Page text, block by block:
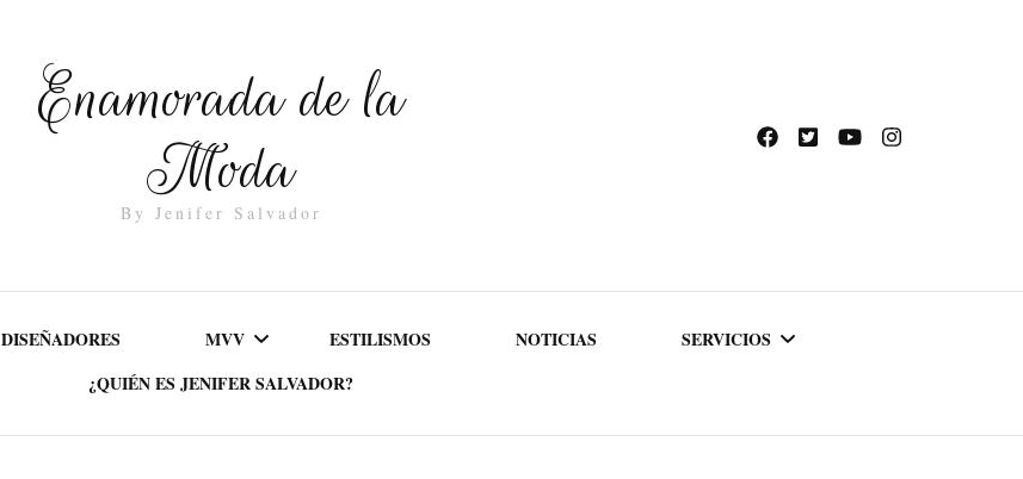
Enamorada de la
Moda
By Jenifer Salvador
DISEÑADORES MVV ESTILISMOS NOTICIAS SERVICIOS
¿QUIÉN ES JENIFER SALVADOR?